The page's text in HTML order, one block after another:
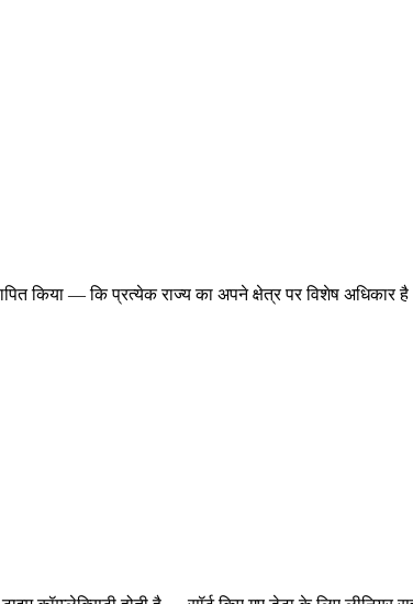
किया — कि प्रत्येक राज्य का अपने क्षेत्र पर विशेष अधिकार